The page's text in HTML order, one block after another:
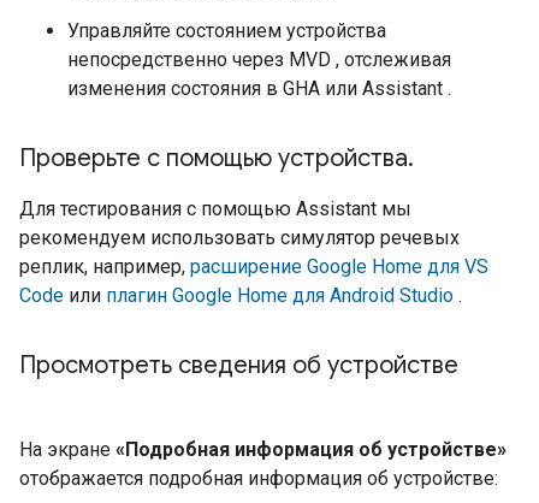
Управляйте состоянием устройства
непосредственно через MVD , отслеживая
изменения состояния в GHA или Assistant .
Проверьте с помощью устройства.
Для тестирования с помощью Assistant мы
рекомендуем использовать симулятор речевых
реплик, например, расширение Google Home для VS
Code или плагин Google Home для Android Studio .
Просмотреть сведения об устройстве
На экране «Подробная информация об устройстве»
отображается подробная информация об устройстве: